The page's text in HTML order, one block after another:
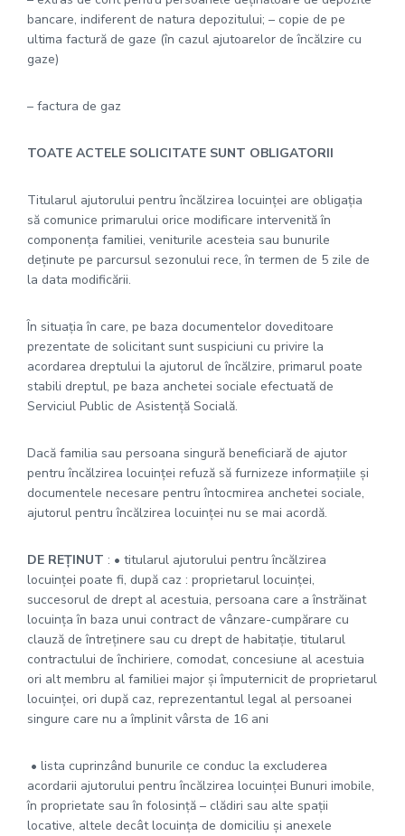
bancare, indiferent de natura depozitului; – copie de pe
ultima factură de gaze (în cazul ajutoarelor de încălzire cu
gaze)
– factura de gaz
TOATE ACTELE SOLICITATE SUNT OBLIGATORII
Titularul ajutorului pentru încălzirea locuinţei are obligaţia
să comunice primarului orice modificare intervenită în
componenţa familiei, veniturile acesteia sau bunurile
deţinute pe parcursul sezonului rece, în termen de 5 zile de
la data modificării.
În situaţia în care, pe baza documentelor doveditoare
prezentate de solicitant sunt suspiciuni cu privire la
acordarea dreptului la ajutorul de încălzire, primarul poate
stabili dreptul, pe baza anchetei sociale efectuată de
Serviciul Public de Asistenţă Socială.
Dacă familia sau persoana singură beneficiară de ajutor
pentru încălzirea locuinţei refuză să furnizeze informaţiile şi
documentele necesare pentru întocmirea anchetei sociale,
ajutorul pentru încălzirea locuinţei nu se mai acordă.
DE REŢINUT : • titularul ajutorului pentru încălzirea
locuinţei poate fi, după caz : proprietarul locuinţei,
succesorul de drept al acestuia, persoana care a înstrăinat
locuinţa în baza unui contract de vânzare-cumpărare cu
clauză de întreţinere sau cu drept de habitaţie, titularul
contractului de închiriere, comodat, concesiune al acestuia
ori alt membru al familiei major şi împuternicit de proprietarul
locuinţei, ori după caz, reprezentantul legal al persoanei
singure care nu a împlinit vârsta de 16 ani
• lista cuprinzând bunurile ce conduc la excluderea
acordarii ajutorului pentru încălzirea locuinţei Bunuri imobile,
în proprietate sau în folosinţă – clădiri sau alte spaţii
locative, altele decât locuinţa de domiciliu şi anexele